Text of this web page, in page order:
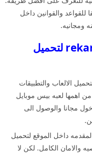
للقواعد والقوانين داخل
ومجانيه.
دلائل الميزات في موقع rekaroom لتحميل
الالعاب والتطبيقات
من اهمها لعبه بيس موبايل
مجانا والوصول الى
داخل الموقع لتحميل
والامان الكامل. لكن لا